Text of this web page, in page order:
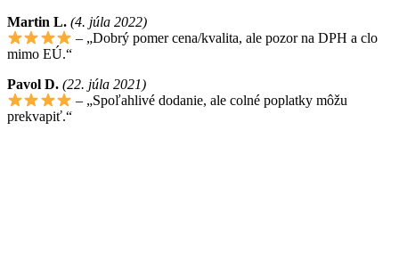
Martin L. (4. júla 2022)
– „Dobrý pomer cena/kvalita, ale pozor na DPH a clo
mimo EÚ.“
Pavol D. (22. júla 2021)
– „Spoľahlivé dodanie, ale colné poplatky môžu
prekvapiť.“